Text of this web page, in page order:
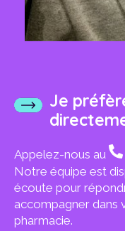
Je
Appelez-nous au
Notre équipe est
écoute pour
accompagner dans
pharmacie.